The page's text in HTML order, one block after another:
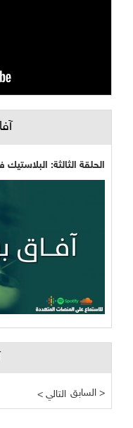
الحلقة الثالثة:
< التالي السابق >